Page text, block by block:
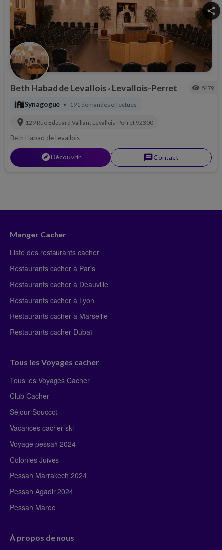
share
Beth Habad de Levallois • Levallois-Perret visibility 5479
synagogueSynagogue • 191 demandes effectués
location_on 129 Rue Edouard Vaillant Levallois-Perret 92300
Beth Habad de Levallois
explorerDécouvrir messageContact
Manger Cacher
Liste des restaurants cacher
Restaurants cacher à Paris
Restaurants cacher à Deauville
Restaurants cacher à Lyon
Restaurants cacher à Marseille
Restaurants cacher Dubaï
Tous les Voyages cacher
Tous les Voyages Cacher
Club Cacher
Séjour Souccot
Vacances cacher ski
Voyage pessah 2024
Colonies Juives
Pessah Marrakech 2024
Pessah Agadir 2024
Pessah Maroc
À propos de nous